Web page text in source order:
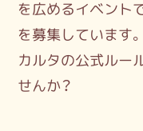
を広めるイベント
を募集しています。
カルタの公式ルー
せんか？